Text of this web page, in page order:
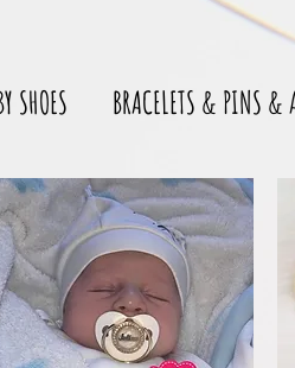
SHOES BRACELETS & PINS &